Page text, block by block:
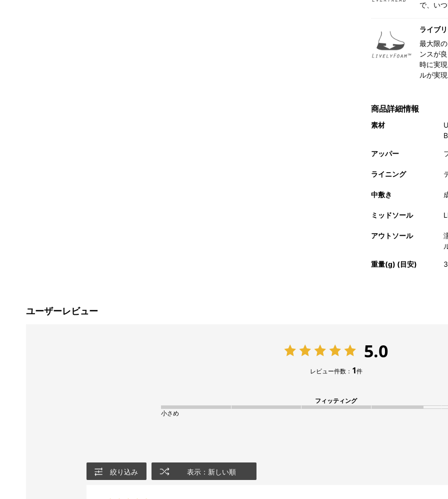
で、い
ライブ
最大限
ンスが
時に実
ルが実現
商品詳細情報
素材
アッパー
ライニング
中敷き
ミッドソール
アウトソール
重量(g) (目安)
ユーザーレビュー
5.0
レビュー件数： 1件
フィッティング
小さめ
絞り込み 表示：新しい順